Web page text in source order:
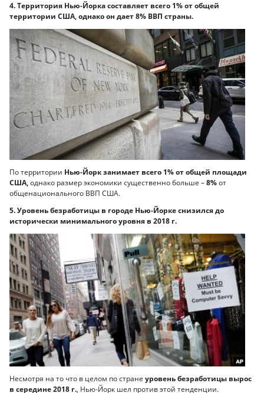
4. Территория Нью-Йорка составляет всего 1% от общей
территории США, однако он дает 8% ВВП страны.
По территории Нью-Йорк занимает всего 1% от общей площади
США,однако размер экономики существенно больше –8%от
общенационального ВВП США.
5. Уровень безработицы в городе Нью-Йорке снизился до
исторически минимального уровня в 2018 г.
Несмотря на то что в целом по стране уровень безработицы вырос
в середине 2018 г., Нью-Йорк шел против этой тенденции.